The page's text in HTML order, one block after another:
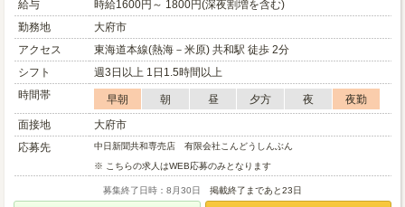
給与
時給1600円～ 1800円(深夜割増を含む)
勤務地
大府市
アクセス
東海道本線(熱海－米原) 共和駅 徒歩 2分
シフト
週3日以上 1日1.5時間以上
時間帯
早朝 朝 昼 夕方 夜
夜勤
面接地
大府市
応募先
中日新聞共和専売店 有限会社こんどうしんぶん
※ こちらの求人はWEB応募のみとなります
募集終了日時：8月30日 掲載終了まであと23日